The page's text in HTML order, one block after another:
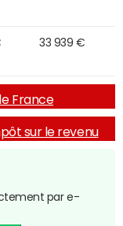
33 939 €
France
sur le revenu
par e-